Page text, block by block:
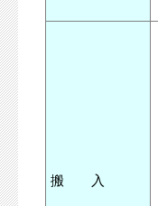
搬 入